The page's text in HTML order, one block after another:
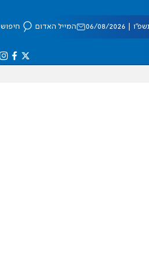
08/2026 המייל האדום חיפוש